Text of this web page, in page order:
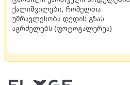
ქალიშვილები, რომელთა
უმრავლესობა დედის გზას
აგრძელებს (ფოტოგალერეა)